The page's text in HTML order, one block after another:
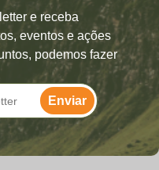
e receba
eventos e ações
podemos fazer
Enviar